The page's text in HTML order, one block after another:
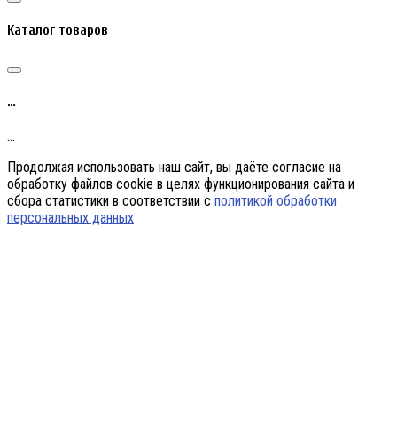
Каталог товаров
…
…
Продолжая использовать наш сайт, вы даёте согласие на
обработку файлов cookie в целях функционирования сайта и
сбора статистики в соответствии с политикой обработки
персональных данных